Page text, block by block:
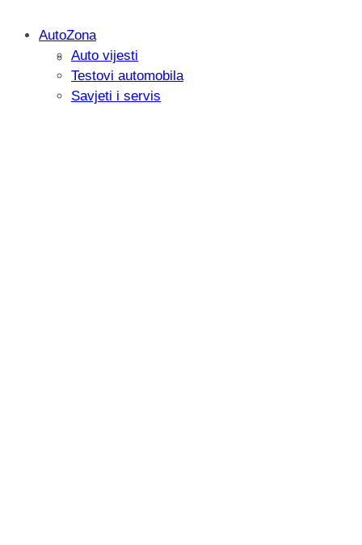
Savjetujemo: Što učiniti kada vaš
AutoZona
Auto vijesti
Testovi automobila
Savjeti i servis